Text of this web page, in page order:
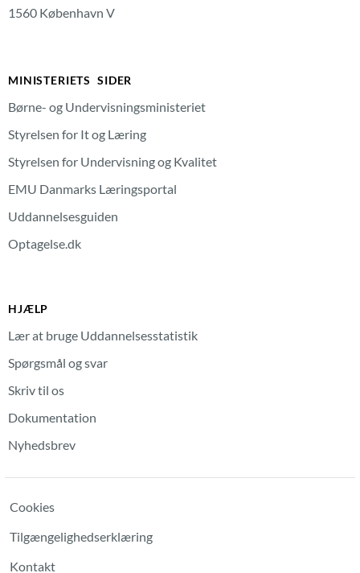
1560 København V
MINISTERIETS SIDER
Børne- og Undervisningsministeriet
Styrelsen for It og Læring
Styrelsen for Undervisning og Kvalitet
EMU Danmarks Læringsportal
Uddannelsesguiden
Optagelse.dk
HJÆLP
Lær at bruge Uddannelsesstatistik
Spørgsmål og svar
Skriv til os
Dokumentation
Nyhedsbrev
Cookies
Tilgængelighedserklæring
Kontakt